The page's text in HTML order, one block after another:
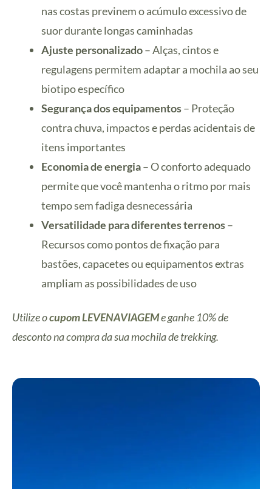
nas costas previnem o acúmulo excessivo de
suor durante longas caminhadas
Ajuste personalizado– Alças, cintos e
regulagens permitem adaptar a mochila ao seu
biotipo específico
Segurança dos equipamentos– Proteção
contra chuva, impactos e perdas acidentais de
itens importantes
Economia de energia– O conforto adequado
permite que você mantenha o ritmo por mais
tempo sem fadiga desnecessária
Versatilidade para diferentes terrenos–
Recursos como pontos de fixação para
bastões, capacetes ou equipamentos extras
ampliam as possibilidades de uso
Utilize ocupom LEVENAVIAGEMe ganhe 10% de
desconto na compra da sua mochila de trekking.